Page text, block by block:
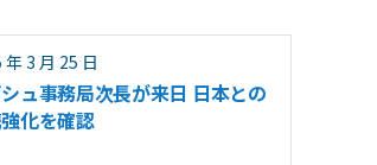
年 3 月 25 日
ュ事務局次長が来日 日本との
化を確認